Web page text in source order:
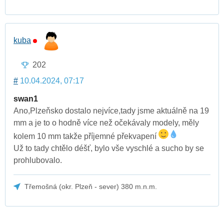
kuba
202
# 10.04.2024, 07:17
swan1
Ano,Plzeňsko dostalo nejvíce,tady jsme aktuálně na 19
mm a je to o hodně více než očekávaly modely, měly
kolem 10 mm takže příjemné překvapení
Už to tady chtělo déšť, bylo vše vyschlé a sucho by se
prohlubovalo.
Třemošná (okr. Plzeň - sever) 380 m.n.m.